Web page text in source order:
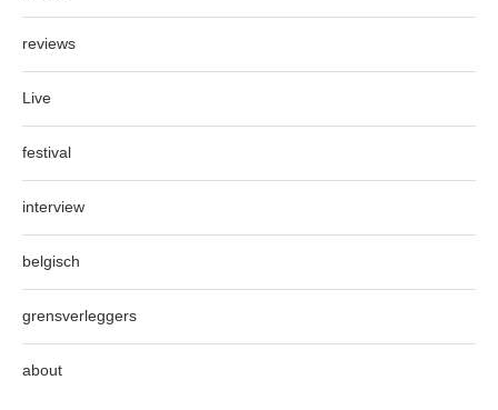
reviews
Live
festival
interview
belgisch
grensverleggers
about